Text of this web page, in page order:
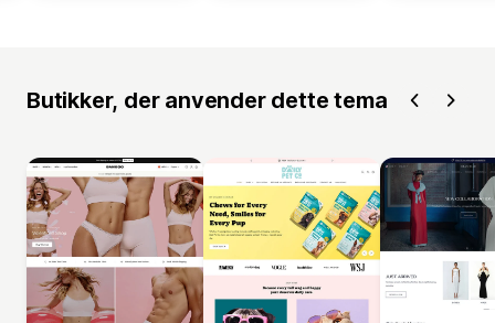
Butikker, der anvender dette tema